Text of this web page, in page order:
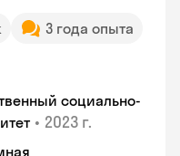
3 года опыта
социально-
• 2023 г.